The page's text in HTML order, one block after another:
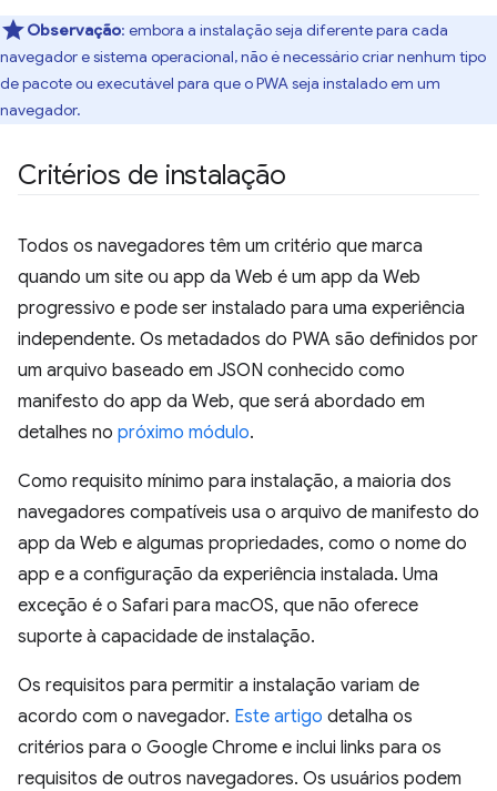
Observação: embora a instalação seja diferente para cada
navegador e sistema operacional, não é necessário criar nenhum tipo
de pacote ou executável para que o PWA seja instalado em um
navegador.
Critérios de instalação
Todos os navegadores têm um critério que marca
quando um site ou app da Web é um app da Web
progressivo e pode ser instalado para uma experiência
independente. Os metadados do PWA são definidos por
um arquivo baseado em JSON conhecido como
manifesto do app da Web, que será abordado em
detalhes no próximo módulo.
Como requisito mínimo para instalação, a maioria dos
navegadores compatíveis usa o arquivo de manifesto do
app da Web e algumas propriedades, como o nome do
app e a configuração da experiência instalada. Uma
exceção é o Safari para macOS, que não oferece
suporte à capacidade de instalação.
Os requisitos para permitir a instalação variam de
acordo com o navegador. Este artigo detalha os
critérios para o Google Chrome e inclui links para os
requisitos de outros navegadores. Os usuários podem